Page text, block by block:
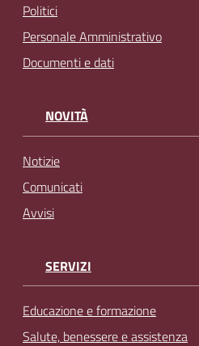
Politici
Personale Amministrativo
Documenti e dati
NOVITÀ
Notizie
Comunicati
Avvisi
SERVIZI
Educazione e formazione
Salute, benessere e assistenza